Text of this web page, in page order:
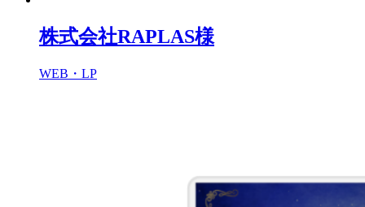
株式会社RAPLAS様
WEB・LP